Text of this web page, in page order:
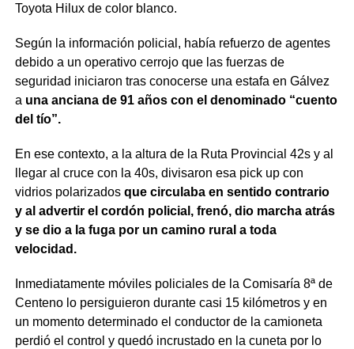
Toyota Hilux de color blanco.
Según la información policial, había refuerzo de agentes
debido a un operativo cerrojo que las fuerzas de
seguridad iniciaron tras conocerse una estafa en Gálvez
a una anciana de 91 años con el denominado “cuento
del tío”.
En ese contexto, a la altura de la Ruta Provincial 42s y al
llegar al cruce con la 40s, divisaron esa pick up con
vidrios polarizados que circulaba en sentido contrario
y al advertir el cordón policial, frenó, dio marcha atrás
y se dio a la fuga por un camino rural a toda
velocidad.
Inmediatamente móviles policiales de la Comisaría 8ª de
Centeno lo persiguieron durante casi 15 kilómetros y en
un momento determinado el conductor de la camioneta
perdió el control y quedó incrustado en la cuneta por lo